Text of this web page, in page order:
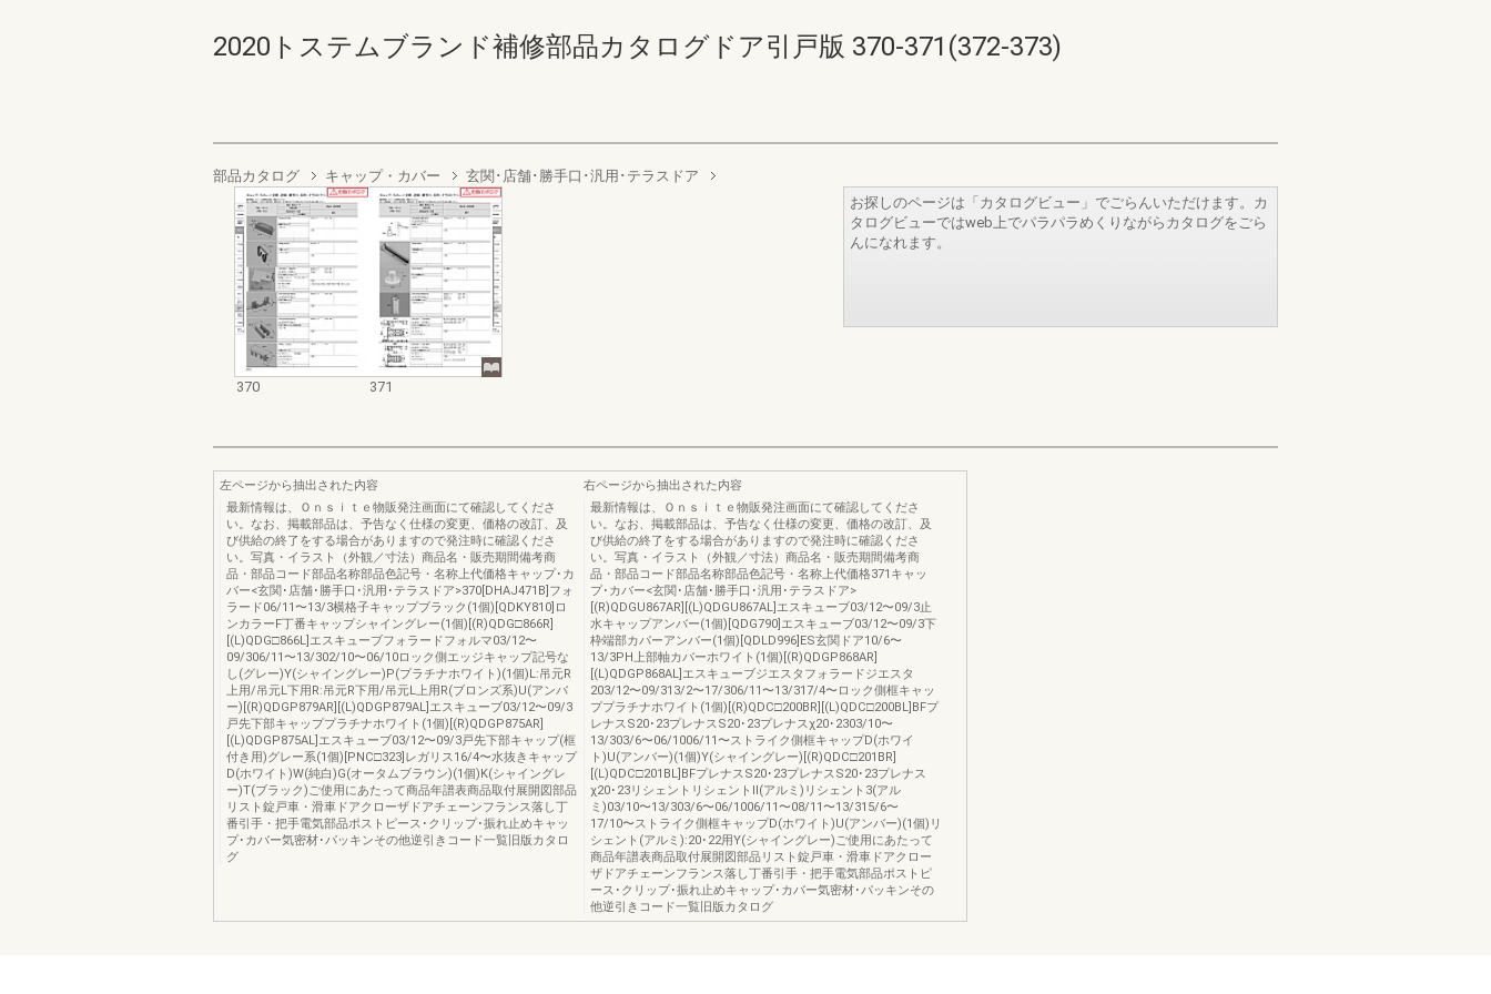
2020トステムブランド補修部品カタログドア引戸版 370-371(372-373)
部品カタログ キャップ・カバー 玄関･店舗･勝手口･汎用･テラスドア
370 371
お探しのページは「カタログビュー」でごらんいただけます。カ
タログビューではweb上でパラパラめくりながらカタログをごら
んになれます。
左ページから抽出された内容
最新情報は、Ｏｎｓｉｔｅ物販発注画面にて確認してくださ
い。なお、掲載部品は、予告なく仕様の変更、価格の改訂、及
び供給の終了をする場合がありますので発注時に確認くださ
い。写真・イラスト（外観／寸法）商品名・販売期間備考商
品・部品コード部品名称部品色記号・名称上代価格キャップ･カ
バー<玄関･店舗･勝手口･汎用･テラスドア>370[DHAJ471B]フォ
ラード06/11〜13/3横格子キャップブラック(1個)[QDKY810]ロ
ンカラーF丁番キャップシャイングレー(1個)[(R)QDG□866R]
[(L)QDG□866L]エスキューブフォラードフォルマ03/12〜
09/306/11〜13/302/10〜06/10ロック側エッジキャップ記号な
し(グレー)Y(シャイングレー)P(プラチナホワイト)(1個)L:吊元R
上用/吊元L下用R:吊元R下用/吊元L上用R(ブロンズ系)U(アンバ
ー)[(R)QDGP879AR][(L)QDGP879AL]エスキューブ03/12〜09/3
戸先下部キャッププラチナホワイト(1個)[(R)QDGP875AR]
[(L)QDGP875AL]エスキューブ03/12〜09/3戸先下部キャップ(框
付き用)グレー系(1個)[PNC□323]レガリス16/4〜水抜きキャップ
D(ホワイト)W(純白)G(オータムブラウン)(1個)K(シャイングレ
ー)T(ブラック)ご使用にあたって商品年譜表商品取付展開図部品
リスト錠戸車・滑車ドアクローザドアチェーンフランス落し丁
番引手・把手電気部品ポストピース･クリップ･振れ止めキャッ
プ･カバー気密材･パッキンその他逆引きコード一覧旧版カタロ
グ
右ページから抽出された内容
最新情報は、Ｏｎｓｉｔｅ物販発注画面にて確認してくださ
い。なお、掲載部品は、予告なく仕様の変更、価格の改訂、及
び供給の終了をする場合がありますので発注時に確認くださ
い。写真・イラスト（外観／寸法）商品名・販売期間備考商
品・部品コード部品名称部品色記号・名称上代価格371キャッ
プ･カバー<玄関･店舗･勝手口･汎用･テラスドア>
[(R)QDGU867AR][(L)QDGU867AL]エスキューブ03/12〜09/3止
水キャップアンバー(1個)[QDG790]エスキューブ03/12〜09/3下
枠端部カバーアンバー(1個)[QDLD996]ES玄関ドア10/6〜
13/3PH上部軸カバーホワイト(1個)[(R)QDGP868AR]
[(L)QDGP868AL]エスキューブジエスタフォラードジエスタ
203/12〜09/313/2〜17/306/11〜13/317/4〜ロック側框キャッ
ププラチナホワイト(1個)[(R)QDC□200BR][(L)QDC□200BL]BFプ
レナスS20･23プレナスS20･23プレナスχ20･2303/10〜
13/303/6〜06/1006/11〜ストライク側框キャップD(ホワイ
ト)U(アンバー)(1個)Y(シャイングレー)[(R)QDC□201BR]
[(L)QDC□201BL]BFプレナスS20･23プレナスS20･23プレナス
χ20･23リシェントリシェントⅡ(アルミ)リシェント3(アル
ミ)03/10〜13/303/6〜06/1006/11〜08/11〜13/315/6〜
17/10〜ストライク側框キャップD(ホワイト)U(アンバー)(1個)リ
シェント(アルミ):20･22用Y(シャイングレー)ご使用にあたって
商品年譜表商品取付展開図部品リスト錠戸車・滑車ドアクロー
ザドアチェーンフランス落し丁番引手・把手電気部品ポストピ
ース･クリップ･振れ止めキャップ･カバー気密材･パッキンその
他逆引きコード一覧旧版カタログ